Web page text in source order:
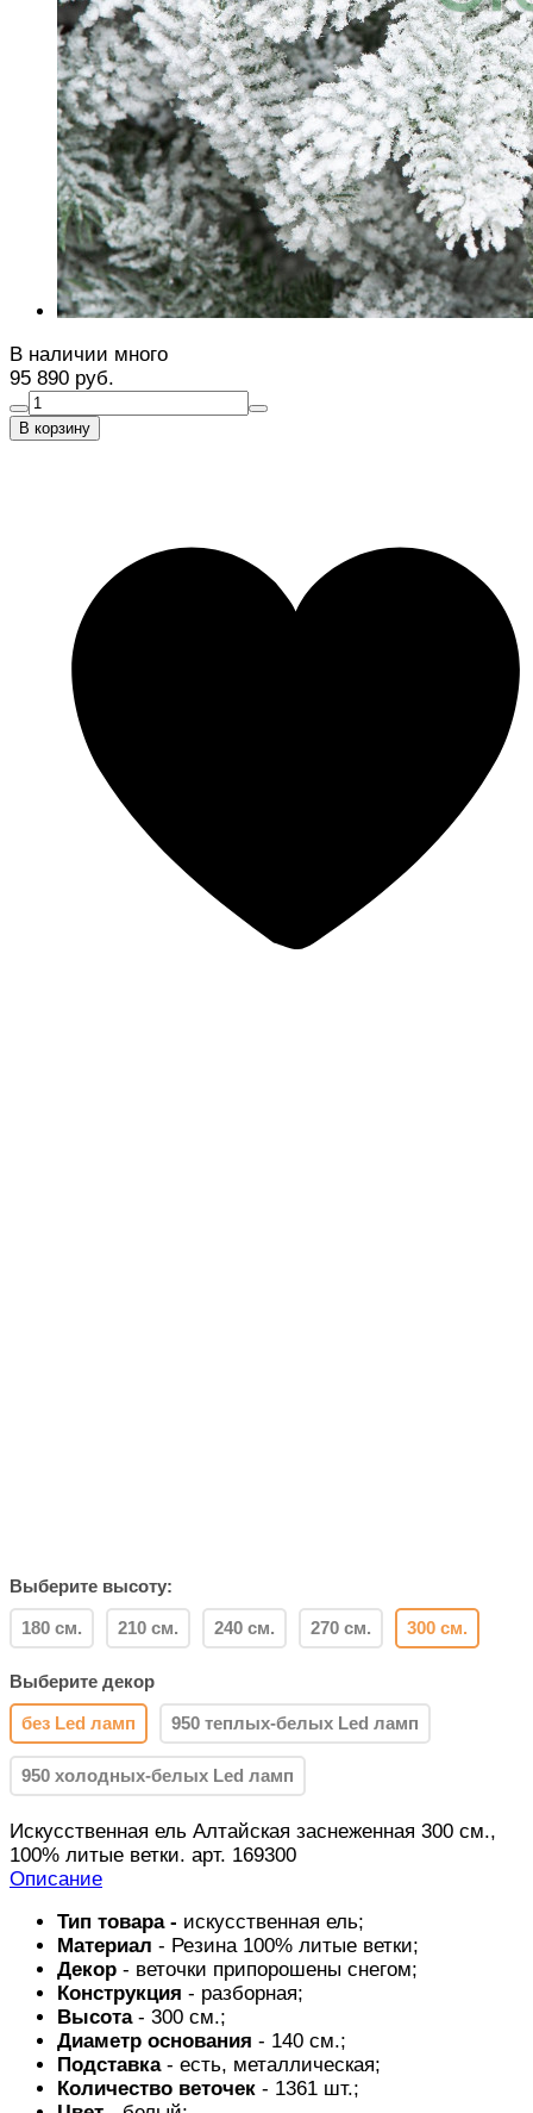
В наличии много
95 890 руб.
В корзину
Выберите высоту:
180 см. 210 см. 240 см. 270 см. 300 см.
Выберите декор
без Led ламп 950 теплых-белых Led ламп
950 холодных-белых Led ламп
Искусственная ель Алтайская заснеженная 300 см.,
100% литые ветки. арт. 169300
Описание
Тип товара - искусственная ель;
Материал - Резина 100% литые ветки;
Декор - веточки припорошены снегом;
Конструкция - разборная;
Высота- 300 см.;
Диаметр основания - 140 см.;
Подставка- есть, металлическая;
Количество веточек - 1361 шт.;